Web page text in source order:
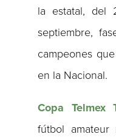
la estatal, del
septiembre,
campeones
en la Nacional.
Copa Telmex
fútbol